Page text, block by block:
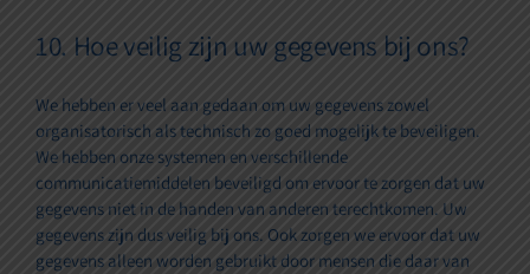
10. Hoe veilig zijn uw gegevens bij ons?
We hebben er veel aan gedaan om uw gegevens zowel
organisatorisch als technisch zo goed mogelijk te beveiligen.
We hebben onze systemen en verschillende
communicatiemiddelen beveiligd om ervoor te zorgen dat uw
gegevens niet in de handen van anderen terechtkomen. Uw
gegevens zijn dus veilig bij ons. Ook zorgen we ervoor dat uw
gegevens alleen worden gebruikt door mensen die daar van